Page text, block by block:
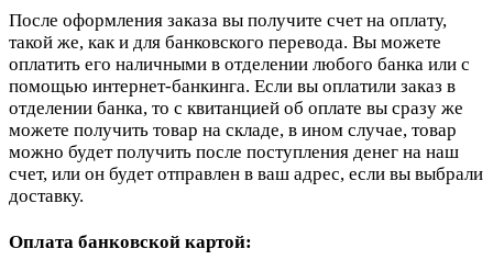
После оформления заказа вы получите счет на оплату,
такой же, как и для банковского перевода. Вы можете
оплатить его наличными в отделении любого банка или с
помощью интернет-банкинга. Если вы оплатили заказ в
отделении банка, то с квитанцией об оплате вы сразу же
можете получить товар на складе, в ином случае, товар
можно будет получить после поступления денег на наш
счет, или он будет отправлен в ваш адрес, если вы выбрали
доставку.
Оплата банковской картой: